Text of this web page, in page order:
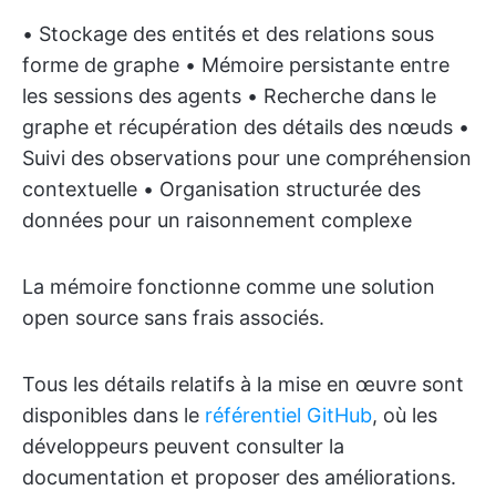
• Stockage des entités et des relations sous
forme de graphe • Mémoire persistante entre
les sessions des agents • Recherche dans le
graphe et récupération des détails des nœuds •
Suivi des observations pour une compréhension
contextuelle • Organisation structurée des
données pour un raisonnement complexe
La mémoire fonctionne comme une solution
open source sans frais associés.
Tous les détails relatifs à la mise en œuvre sont
disponibles dans le référentiel GitHub, où les
développeurs peuvent consulter la
documentation et proposer des améliorations.